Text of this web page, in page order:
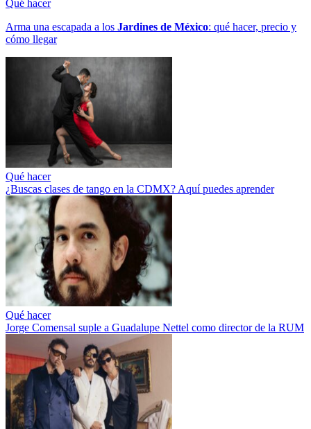
Qué hacer
Arma una escapada a los Jardines de México: qué hacer, precio y
cómo llegar
Qué hacer
¿Buscas clases de tango en la CDMX? Aquí puedes aprender
Qué hacer
Jorge Comensal suple a Guadalupe Nettel como director de la RUM